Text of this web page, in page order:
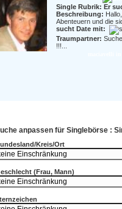
Single Rubrik: Er
Beschreibung:
Abenteuern und die
sucht Date mit:
Traumpartner:
!!!...
anpassen für Singlebörse :
Kreis/Ort
(Frau, Mann)